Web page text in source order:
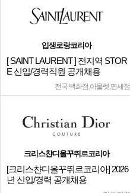
입생로랑코리아
[ SAINT LAURENT ] 전지역 STOR
E 신입/경력직원 공개채용
전국 백화점,아울렛,면세점
크리스챤디올꾸뛰르코리아
[크리스챤디올꾸뛰르코리아] 2026
년 신입/경력 공개채용